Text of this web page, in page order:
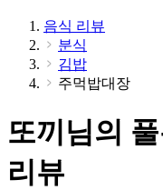
음식 리뷰
분식
김밥
주먹밥대장
또끼님의
리뷰